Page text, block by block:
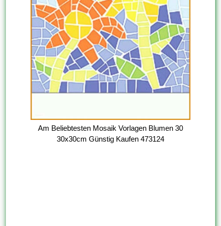
Am Beliebtesten Mosaik Vorlagen Blumen 30
30x30cm Günstig Kaufen 473124